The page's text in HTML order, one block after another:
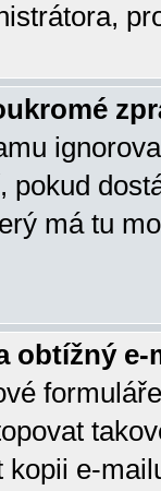
pokud
má tu
obtížný
e-